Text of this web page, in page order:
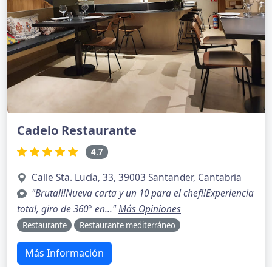
Cadelo Restaurante
4.7
Calle Sta. Lucía, 33, 39003 Santander, Cantabria
"Brutal!!Nueva carta y un 10 para el chef!!Experiencia
total, giro de 360° en..."Más Opiniones
Restaurante Restaurante mediterráneo
Más Información